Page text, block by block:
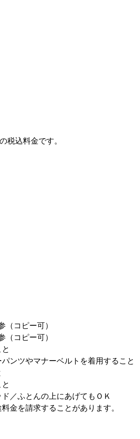
税込料金です。
（コピー可）
コピー可）
ンツやマナーベルトを着用すること
／ふとんの上にあげてもＯＫ
金を請求することがあります。